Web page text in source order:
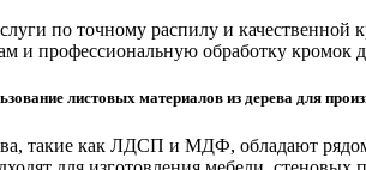
по точному распилу и
и профессиональную обработку кромок
листовых материалов из дерева для
такие как ЛДСП и МДФ, обладают